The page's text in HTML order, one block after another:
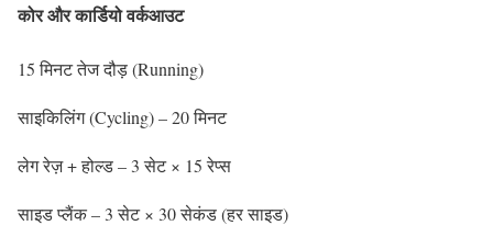
कोर और कार्डियो वर्कआउट
15 मिनट तेज दौड़ (Running)
साइकिलिंग (Cycling) – 20 मिनट
लेग रेज़ + होल्ड – 3 सेट × 15 रेप्स
साइड प्लैंक – 3 सेट × 30 सेकंड (हर साइड)